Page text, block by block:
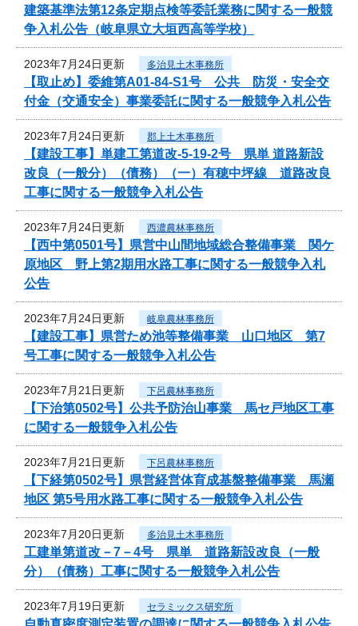
建築基準法第12条定期点検等委託業務に関する一般競
争入札公告（岐阜県立大垣西高等学校）
2023年7月24日更新 多治見土木事務所
【取止め】委維第A01-84-S1号 公共 防災・安全交
付金（交通安全）事業委託に関する一般競争入札公告
2023年7月24日更新 郡上土木事務所
【建設工事】単建工第道改-5-19-2号 県単 道路新設
改良（一般分）（債務）（一）有穂中坪線 道路改良
工事に関する一般競争入札公告
2023年7月24日更新 西濃農林事務所
【西中第0501号】県営中山間地域総合整備事業 関ケ
原地区 野上第2期用水路工事に関する一般競争入札
公告
2023年7月24日更新 岐阜農林事務所
【建設工事】県営ため池等整備事業 山口地区 第7
号工事に関する一般競争入札公告
2023年7月21日更新 下呂農林事務所
【下治第0502号】公共予防治山事業 馬セ戸地区工事
に関する一般競争入札公告
2023年7月21日更新 下呂農林事務所
【下経第0502号】県営経営体育成基盤整備事業 馬瀬
地区 第5号用水路工事に関する一般競争入札公告
2023年7月20日更新 多治見土木事務所
工建単第道改－7－4号 県単 道路新設改良（一般
分）（債務）工事に関する一般競争入札公告
2023年7月19日更新 セラミックス研究所